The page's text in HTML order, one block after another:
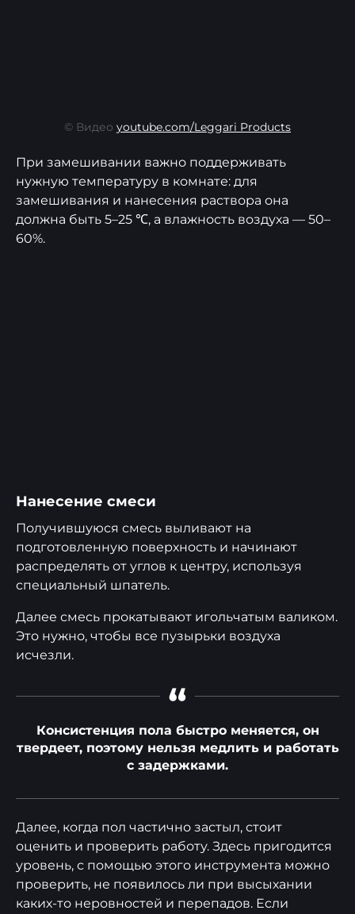
© Видео youtube.com/Leggari Products
При замешивании важно поддерживать
нужную температуру в комнате: для
замешивания и нанесения раствора она
должна быть 5–25 ℃, а влажность воздуха — 50–
60%.
Нанесение смеси
Получившуюся смесь выливают на
подготовленную поверхность и начинают
распределять от углов к центру, используя
специальный шпатель.
Далее смесь прокатывают игольчатым валиком.
Это нужно, чтобы все пузырьки воздуха
исчезли.
“
Консистенция пола быстро меняется, он
твердеет, поэтому нельзя медлить и работать
с задержками.
Далее, когда пол частично застыл, стоит
оценить и проверить работу. Здесь пригодится
уровень, с помощью этого инструмента можно
проверить, не появилось ли при высыхании
каких-то неровностей и перепадов. Если